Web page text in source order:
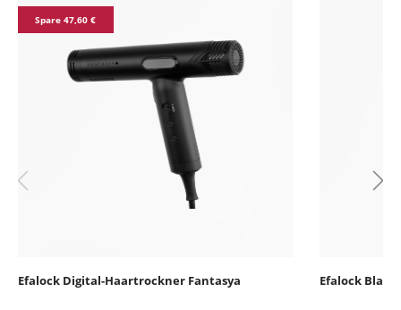
Spare 47,60 €
Efalock Digital-Haartrockner Fantasya Efalock